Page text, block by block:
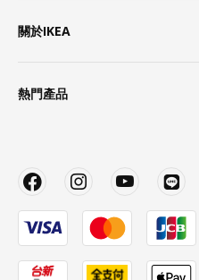
關於IKEA
熱門產品